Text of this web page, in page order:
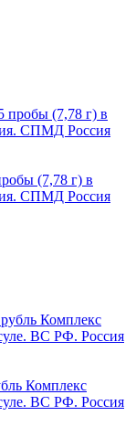
(7,78 г) в
СПМД Россия
Комплекс
ВС РФ. Россия